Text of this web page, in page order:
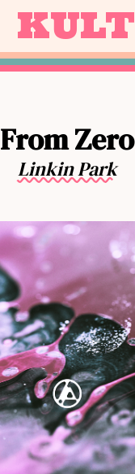
KULT
From Zero
Linkin Park